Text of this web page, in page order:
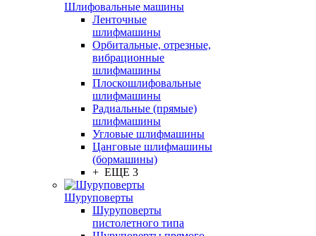
Шлифовальные машины
Ленточные
шлифмашины
Орбитальные, отрезные,
вибрационные
шлифмашины
Плоскошлифовальные
шлифмашины
Радиальные (прямые)
шлифмашины
Угловые шлифмашины
Цанговые шлифмашины
(бормашины)
+ ЕЩЕ 3
Шуруповерты
Шуруповерты
пистолетного типа